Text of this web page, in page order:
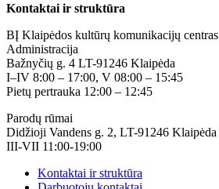
Kontaktai ir struktūra
BĮ Klaipėdos kultūrų komunikacijų centras
Administracija
Bažnyčių g. 4 LT-91246 Klaipėda
I–IV 8:00 – 17:00, V 08:00 – 15:45
Pietų pertrauka 12:00 – 12:45
Parodų rūmai
Didžioji Vandens g. 2, LT-91246 Klaipėda
III-VII 11:00-19:00
Kontaktai ir struktūra